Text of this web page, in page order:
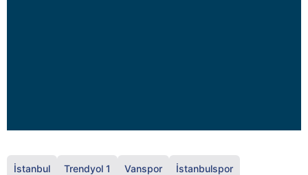
İstanbul Trendyol 1 Vanspor İstanbulspor